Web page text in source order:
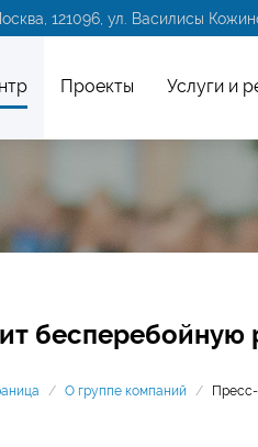
121096, ул. Василисы
Проекты Услуги и
бесперебойную
/ О группе компаний /